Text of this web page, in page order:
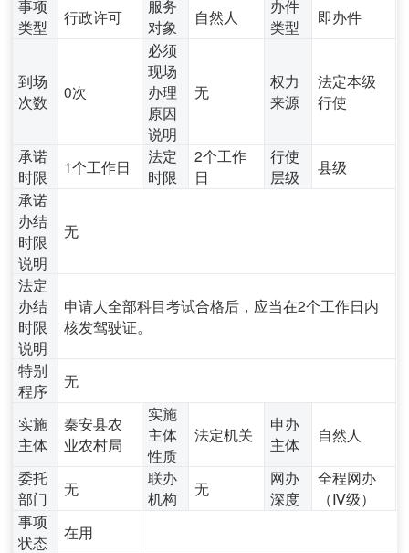
事项
类型
行政许可
服务
对象
自然人
办件
类型
即办件
到场
次数
0次
必须
现场
办理
原因
说明
无
权力
来源
法定本级
行使
承诺
时限
1个工作日
法定
时限
2个工作
日
行使
层级
县级
承诺
办结
时限
说明
无
法定
办结
时限
说明
申请人全部科目考试合格后，应当在2个工作日内
核发驾驶证。
特别
程序
无
实施
主体
秦安县农
业农村局
实施
主体
性质
法定机关
申办
主体
自然人
委托
部门
无
联办
机构
无
网办
深度
全程网办
（Ⅳ级）
事项
状态
在用